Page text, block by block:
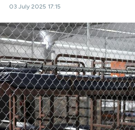
03 July 2025 17:15